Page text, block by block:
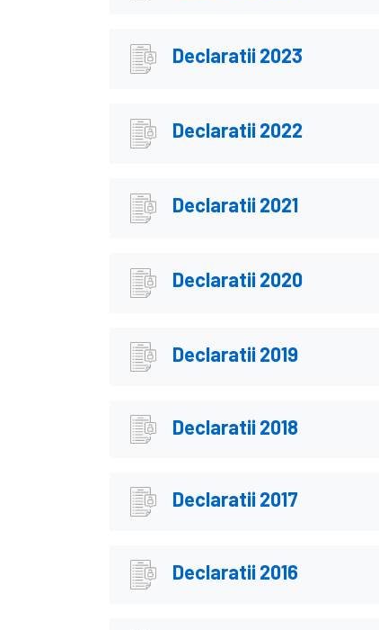
Declaratii 2023
Declaratii 2022
Declaratii 2021
Declaratii 2020
Declaratii 2019
Declaratii 2018
Declaratii 2017
Declaratii 2016